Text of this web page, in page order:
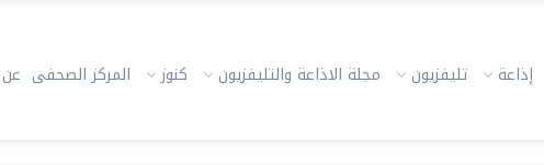
إذاعة تليفزيون مجلة الاذاعة والتليفزيون كنوز المركز الصحفى